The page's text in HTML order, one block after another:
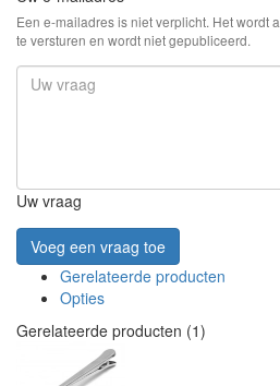
Een e-mailadres is niet verplicht. Het wordt
te versturen en wordt niet gepubliceerd.
Uw vraag
Voeg een vraag toe
Gerelateerde producten
Opties
Gerelateerde producten (1)